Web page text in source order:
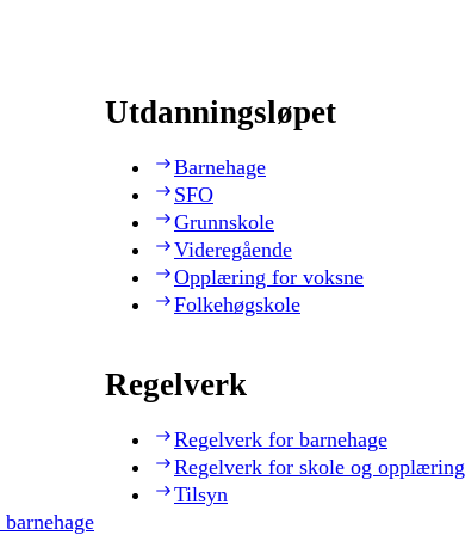
Utdanningsløpet
Barnehage
SFO
Grunnskole
Videregående
Opplæring for voksne
Folkehøgskole
Regelverk
Regelverk for barnehage
Regelverk for skole og opplæring
Tilsyn